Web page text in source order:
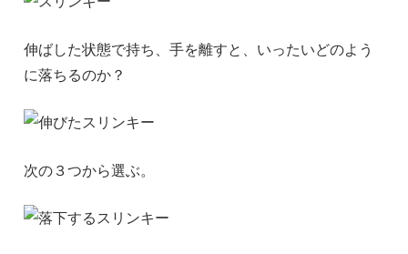
伸ばした状態で持ち、手を離すと、いったいどのよう
に落ちるのか？
次の３つから選ぶ。